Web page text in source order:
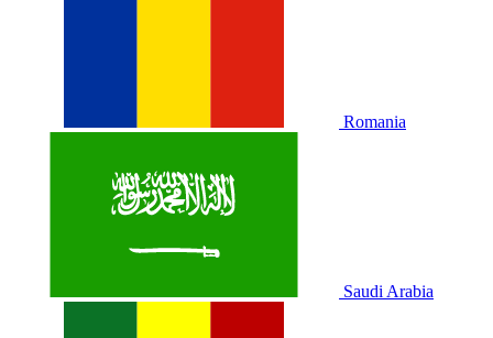
Romania
Saudi Arabia